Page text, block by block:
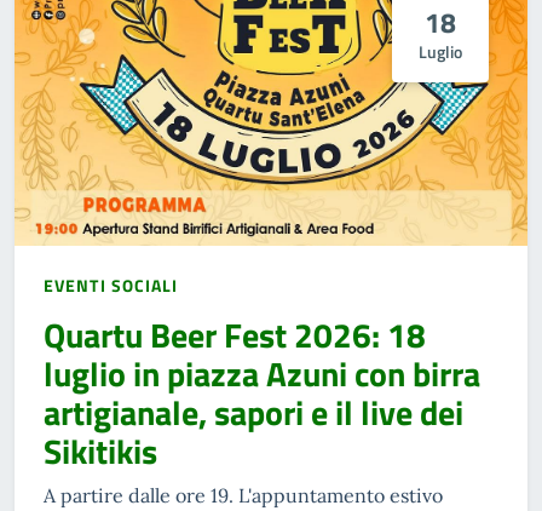
18
Luglio
EVENTI SOCIALI
Quartu Beer Fest 2026: 18
luglio in piazza Azuni con birra
artigianale, sapori e il live dei
Sikitikis
A partire dalle ore 19. L'appuntamento estivo